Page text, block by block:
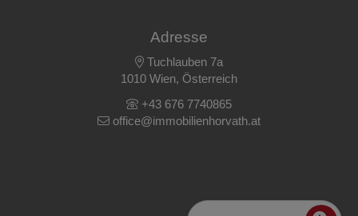
Adresse
Tuchlauben 7a
1010 Wien, Österreich
+43 676 7740865
office@immobilienhorvath.at